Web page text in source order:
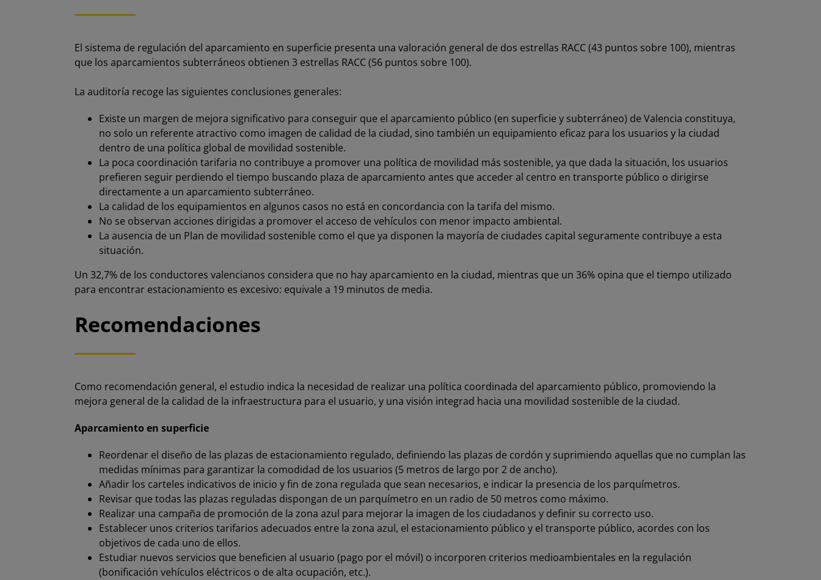
El sistema de regulación del aparcamiento en superficie presenta una valoración general de dos estrellas RACC (43 puntos sobre 100), mientras
que los aparcamientos subterráneos obtienen 3 estrellas RACC (56 puntos sobre 100).
La auditoría recoge las siguientes conclusiones generales:
Existe un margen de mejora significativo para conseguir que el aparcamiento público (en superficie y subterráneo) de Valencia constituya,
no solo un referente atractivo como imagen de calidad de la ciudad, sino también un equipamiento eficaz para los usuarios y la ciudad
dentro de una política global de movilidad sostenible.
La poca coordinación tarifaria no contribuye a promover una política de movilidad más sostenible, ya que dada la situación, los usuarios
prefieren seguir perdiendo el tiempo buscando plaza de aparcamiento antes que acceder al centro en transporte público o dirigirse
directamente a un aparcamiento subterráneo.
La calidad de los equipamientos en algunos casos no está en concordancia con la tarifa del mismo.
No se observan acciones dirigidas a promover el acceso de vehículos con menor impacto ambiental.
La ausencia de un Plan de movilidad sostenible como el que ya disponen la mayoría de ciudades capital seguramente contribuye a esta
situación.
Un 32,7% de los conductores valencianos considera que no hay aparcamiento en la ciudad, mientras que un 36% opina que el tiempo utilizado
para encontrar estacionamiento es excesivo: equivale a 19 minutos de media.
Recomendaciones
Como recomendación general, el estudio indica la necesidad de realizar una política coordinada del aparcamiento público, promoviendo la
mejora general de la calidad de la infraestructura para el usuario, y una visión integrad hacia una movilidad sostenible de la ciudad.
Aparcamiento en superficie
Reordenar el diseño de las plazas de estacionamiento regulado, definiendo las plazas de cordón y suprimiendo aquellas que no cumplan las
medidas mínimas para garantizar la comodidad de los usuarios (5 metros de largo por 2 de ancho).
Añadir los carteles indicativos de inicio y fin de zona regulada que sean necesarios, e indicar la presencia de los parquímetros.
Revisar que todas las plazas reguladas dispongan de un parquímetro en un radio de 50 metros como máximo.
Realizar una campaña de promoción de la zona azul para mejorar la imagen de los ciudadanos y definir su correcto uso.
Establecer unos criterios tarifarios adecuados entre la zona azul, el estacionamiento público y el transporte público, acordes con los
objetivos de cada uno de ellos.
Estudiar nuevos servicios que beneficien al usuario (pago por el móvil) o incorporen criterios medioambientales en la regulación
(bonificación vehículos eléctricos o de alta ocupación, etc.).